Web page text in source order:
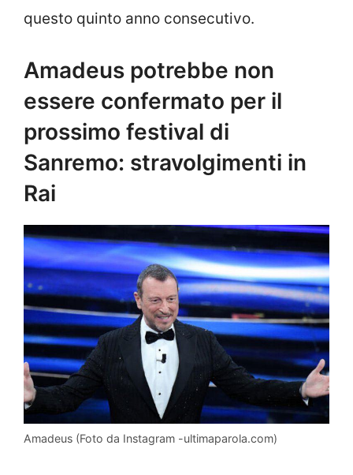
questo quinto anno consecutivo.
Amadeus potrebbe non
essere confermato per il
prossimo festival di
Sanremo: stravolgimenti in
Rai
Amadeus (Foto da Instagram -ultimaparola.com)